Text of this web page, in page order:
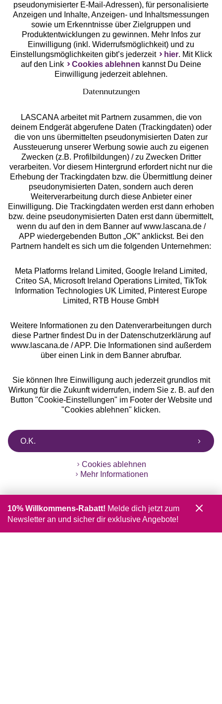
Unsere Apps
Services
Beratung
Über uns
Rechtliches
Alle Preise inkl. MwSt., zzgl.
Versandkosten
** Bonität vorausgesetzt, berechtigt zur Bonitätsprüfung
pseudonymisierter E-Mail-Adressen), für personalisierte
Anzeigen und Inhalte, Anzeigen- und Inhaltsmessungen
sowie um Erkenntnisse über Zielgruppen und
Produktentwicklungen zu gewinnen. Mehr Infos zur
Einwilligung (inkl. Widerrufsmöglichkeit) und zu
Einstellungsmöglichkeiten gibt’s jederzeit
hier. Mit Klick
auf den Link
Cookies ablehnen kannst Du Deine
Einwilligung jederzeit ablehnen.
Datennutzungen
LASCANA arbeitet mit Partnern zusammen, die von
deinem Endgerät abgerufene Daten (Trackingdaten) oder
die von uns übermittelten pseudonymisierten Daten zur
Aussteuerung unserer Werbung sowie auch zu eigenen
Zwecken (z.B. Profilbildungen) / zu Zwecken Dritter
verarbeiten. Vor diesem Hintergrund erfordert nicht nur die
Erhebung der Trackingdaten bzw. die Übermittlung deiner
pseudonymisierten Daten, sondern auch deren
Weiterverarbeitung durch diese Anbieter einer
Einwilligung. Die Trackingdaten werden erst dann erhoben
bzw. deine pseudonymisierten Daten erst dann übermittelt,
wenn du auf den in dem Banner auf www.lascana.de /
APP wiedergebenden Button „OK” anklickst. Bei den
Partnern handelt es sich um die folgenden Unternehmen:
Meta Platforms Ireland Limited, Google Ireland Limited,
Criteo SA, Microsoft Ireland Operations Limited, TikTok
Information Technologies UK Limited, Pinterest Europe
Limited, RTB House GmbH
Weitere Informationen zu den Datenverarbeitungen durch
diese Partner findest Du in der Datenschutzerklärung auf
www.lascana.de / APP. Die Informationen sind außerdem
über einen Link in dem Banner abrufbar.
Sie können Ihre Einwilligung auch jederzeit grundlos mit
Wirkung für die Zukunft widerrufen, indem Sie z. B. auf den
Button "Cookie-Einstellungen" im Footer der Website und
"Cookies ablehnen" klicken.
O.K.
Cookies ablehnen
Mehr Informationen
10% Willkommens-Rabatt! Melde dich jetzt zum
Newsletter an und sicher dir exklusive Angebote!